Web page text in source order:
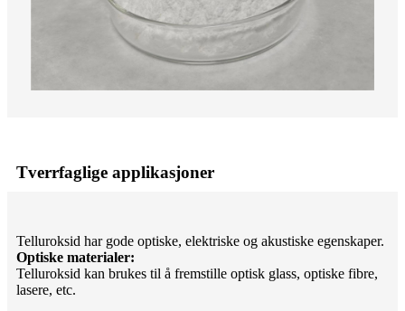
Tverrfaglige applikasjoner
Telluroksid har gode optiske, elektriske og akustiske egenskaper.
Optiske materialer:
Telluroksid kan brukes til å fremstille optisk glass, optiske fibre,
lasere, etc.